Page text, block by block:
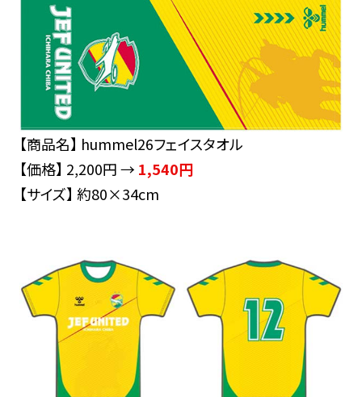
【商品名】 hummel26フェイスタオル
【価格】 2,200円 → 1,540円
【サイズ】 約80×34cm